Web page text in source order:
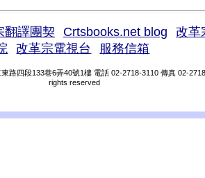
翻譯團契 Crtsbooks.net blog
改革
改革宗電視台 服務信箱
路四段133巷6弄40號1樓 電話 02-2718-3110 傳真 02-
rights reserved